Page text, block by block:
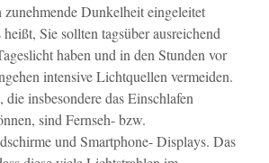
zunehmende Dunkelheit eingeleitet
Sie sollten tagsüber ausreichend
haben und in den Stunden vor
intensive Lichtquellen vermeiden.
insbesonderedas Einschlafen
sind Fernseh- bzw.
und Smartphone-Displays. Das